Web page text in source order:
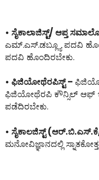
• ಸೈಕಾಲಾಜಿಸ್ಟ್/ ಆಪ್ತ
ಎಮ್.ಎಸ್.ಡಬ್ಲ್ಯೂ ಪದವಿ
ಪದವಿ ಹೊಂದಿರಬೇಕು.
• ಫಿಜಿಯೋಥೆರಪಿಸ್ಟ್ –
ಫಿಜಿಯೋಥೆರಪಿ ಕೌನ್ಸಿಲ್ ಆಫ್
ಪಡೆದಿರಬೇಕು.
• ಸೈಕಾಲಜಿಸ್ಟ್
ಮನೋವಿಜ್ಞಾನದಲ್ಲಿ